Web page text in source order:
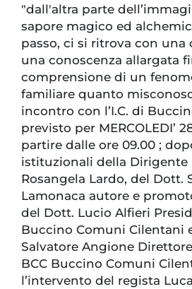
"dall'altra parte
sapore magico ed
passo, ci si ritrova con una
una conoscenza allargata
comprensione di un
familiare quanto
incontro con l’I.C. di
previsto per MERCOLEDI’
partire dalle ore 09.00 ;
istituzionali della Dirigente
Rosangela Lardo, del Dott.
Lamonaca autore e
del Dott. Lucio Alfieri
Buccino Comuni Cilentani
Salvatore Angione
BCC Buccino Comuni
l’intervento del regista